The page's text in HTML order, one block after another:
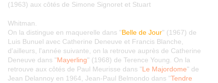
(1963) aux côtés de Simone Signoret et Stuart
Whitman.
On la distingue en maquerelle dans "Belle de Jour" (1967) de
Luis Bunuel avec Catherine Deneuve et Francis Blanche,
d'ailleurs, l'année suivante, on la retrouve auprès de Catherine
Deneuve dans "Mayerling" (1968) de Terence Young. On la
retrouve aux côtés de Paul Meurisse dans "Le Majordome" de
Jean Delannoy en 1964, Jean-Paul Belmondo dans "Tendre